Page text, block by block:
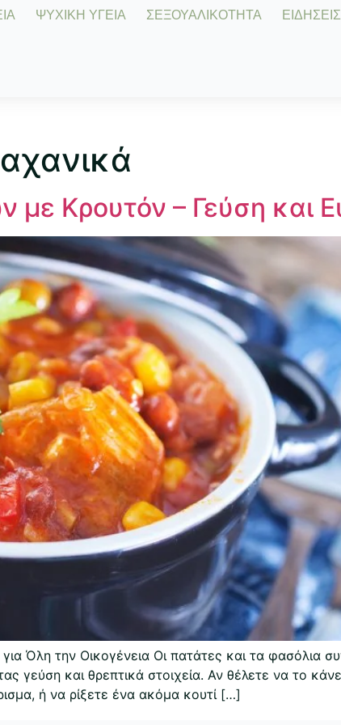
ΨΥΧΙΚΗ ΥΓΕΙΑ ΣΕΞΟΥΑΛΙΚΟΤΗΤΑ
με Κρουτόν – Γεύση και
Όλη την Οικογένεια Οι πατάτες και τα φασόλια
γεύση και θρεπτικά στοιχεία. Αν θέλετε να το
ή να ρίξετε ένα ακόμα κουτί […]